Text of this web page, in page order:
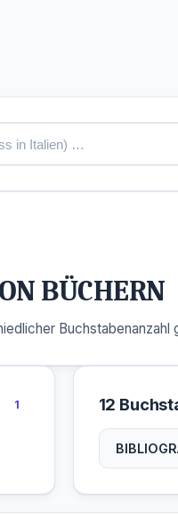
BÜCHERN
1 12